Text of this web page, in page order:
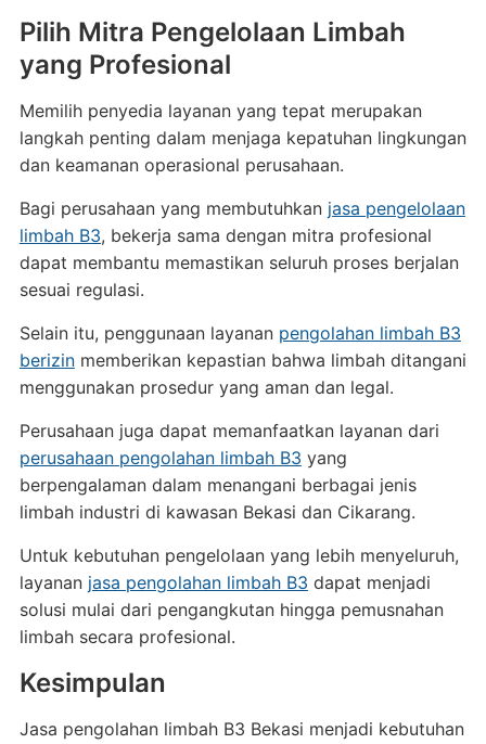
Pilih Mitra Pengelolaan Limbah
yang Profesional
Memilih penyedia layanan yang tepat merupakan
langkah penting dalam menjaga kepatuhan lingkungan
dan keamanan operasional perusahaan.
Bagi perusahaan yang membutuhkan jasa pengelolaan
limbah B3, bekerja sama dengan mitra profesional
dapat membantu memastikan seluruh proses berjalan
sesuai regulasi.
Selain itu, penggunaan layanan pengolahan limbah B3
berizinmemberikan kepastian bahwa limbah ditangani
menggunakan prosedur yang aman dan legal.
Perusahaan juga dapat memanfaatkan layanan dari
perusahaan pengolahan limbah B3 yang
berpengalaman dalam menangani berbagai jenis
limbah industri di kawasan Bekasi dan Cikarang.
Untuk kebutuhan pengelolaan yang lebih menyeluruh,
layanan jasa pengolahan limbah B3 dapat menjadi
solusi mulai dari pengangkutan hingga pemusnahan
limbah secara profesional.
Kesimpulan
Jasa pengolahan limbah B3 Bekasi menjadi kebutuhan